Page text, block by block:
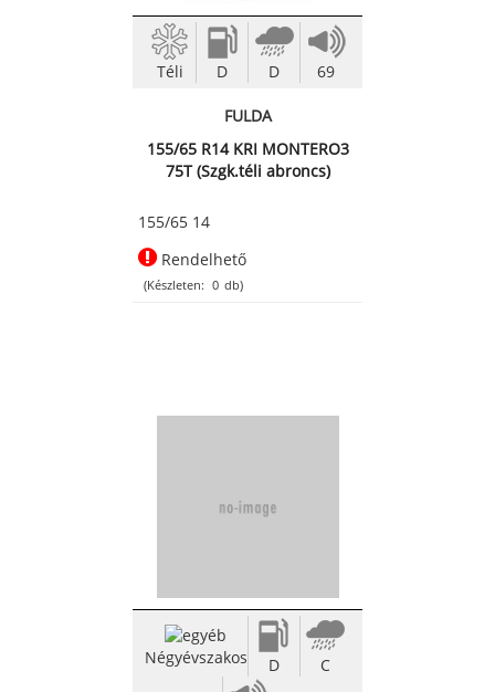
Téli D D 69
FULDA
155/65 R14 KRI MONTERO3
75T (Szgk.téli abroncs)
155/65 14
Rendelhető
(Készleten: 0 db)
Négyévszakos D C